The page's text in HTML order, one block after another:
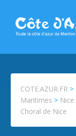
COTE.AZUR.FR >
Maritimes > Nice
Choral de Nice